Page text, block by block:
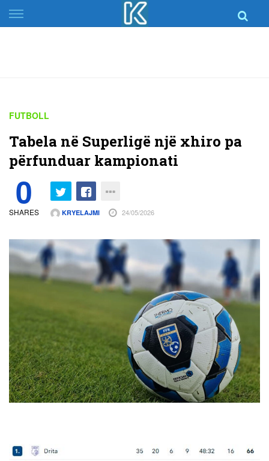
Skip
to
FUTBOLL
Tabela në Superligë një xhiro pa
përfunduar kampionati
0
SHARES KRYELAJMI 24/05/2026